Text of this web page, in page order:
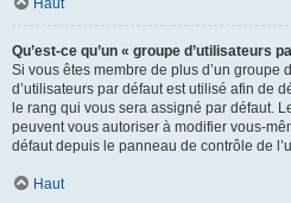
Haut
Qu’est-ce qu’un « groupe d’utilisateurs
Si vous êtes membre de plus d’un groupe
d’utilisateurs par défaut est utilisé afin de
le rang qui vous sera assigné par défaut.
peuvent vous autoriser à modifier vous-
défaut depuis le panneau de contrôle de
Haut